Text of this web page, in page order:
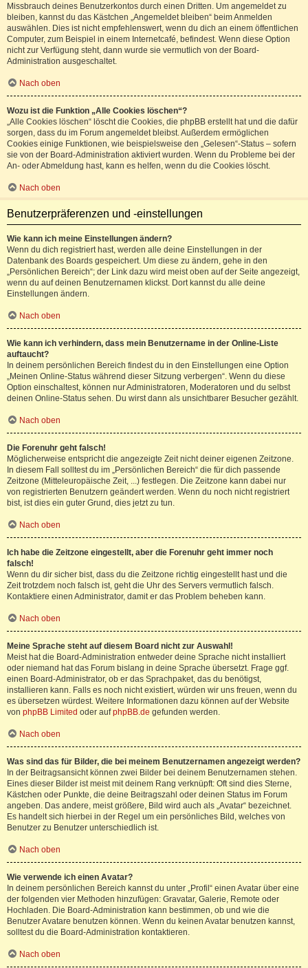
Missbrauch deines Benutzerkontos durch einen Dritten. Um angemeldet zu
bleiben, kannst du das Kästchen „Angemeldet bleiben“ beim Anmelden
auswählen. Dies ist nicht empfehlenswert, wenn du dich an einem öffentlichen
Computer, zum Beispiel in einem Internetcafé, befindest. Wenn diese Option
nicht zur Verfügung steht, dann wurde sie vermutlich von der Board-
Administration ausgeschaltet.
Nach oben
Wozu ist die Funktion „Alle Cookies löschen“?
„Alle Cookies löschen“ löscht die Cookies, die phpBB erstellt hat und die dafür
sorgen, dass du im Forum angemeldet bleibst. Außerdem ermöglichen
Cookies einige Funktionen, wie beispielsweise den „Gelesen“-Status – sofern
sie von der Board-Administration aktiviert wurden. Wenn du Probleme bei der
An- oder Abmeldung hast, kann es helfen, wenn du die Cookies löscht.
Nach oben
Benutzerpräferenzen und -einstellungen
Wie kann ich meine Einstellungen ändern?
Wenn du dich registriert hast, werden alle deine Einstellungen in der
Datenbank des Boards gespeichert. Um diese zu ändern, gehe in den
„Persönlichen Bereich“; der Link dazu wird meist oben auf der Seite angezeigt,
wenn du auf deinen Benutzernamen klickst. Dort kannst du alle deine
Einstellungen ändern.
Nach oben
Wie kann ich verhindern, dass mein Benutzername in der Online-Liste
auftaucht?
In deinem persönlichen Bereich findest du in den Einstellungen eine Option
„Meinen Online-Status während dieser Sitzung verbergen“. Wenn du diese
Option einschaltest, können nur Administratoren, Moderatoren und du selbst
deinen Online-Status sehen. Du wirst dann als unsichtbarer Besucher gezählt.
Nach oben
Die Forenuhr geht falsch!
Möglicherweise entspricht die angezeigte Zeit nicht deiner eigenen Zeitzone.
In diesem Fall solltest du im „Persönlichen Bereich“ die für dich passende
Zeitzone (Mitteleuropäische Zeit, ...) festlegen. Die Zeitzone kann dabei nur
von registrierten Benutzern geändert werden. Wenn du noch nicht registriert
bist, ist dies ein guter Grund, dies jetzt zu tun.
Nach oben
Ich habe die Zeitzone eingestellt, aber die Forenuhr geht immer noch
falsch!
Wenn du dir sicher bist, dass du die Zeitzone richtig eingestellt hast und die
Zeit trotzdem noch falsch ist, geht die Uhr des Servers vermutlich falsch.
Kontaktiere einen Administrator, damit er das Problem beheben kann.
Nach oben
Meine Sprache steht auf diesem Board nicht zur Auswahl!
Meist hat die Board-Administration entweder deine Sprache nicht installiert
oder niemand hat das Forum bislang in deine Sprache übersetzt. Frage ggf.
einen Board-Administrator, ob er das Sprachpaket, das du benötigst,
installieren kann. Falls es noch nicht existiert, würden wir uns freuen, wenn du
es übersetzen würdest. Weitere Informationen dazu können auf der Website
von phpBB Limited oder aufphpBB.de gefunden werden.
Nach oben
Was sind das für Bilder, die bei meinem Benutzernamen angezeigt werden?
In der Beitragsansicht können zwei Bilder bei deinem Benutzernamen stehen.
Eines dieser Bilder ist meist mit deinem Rang verknüpft: Oft sind dies Sterne,
Kästchen oder Punkte, die deine Beitragszahl oder deinen Status im Forum
angeben. Das andere, meist größere, Bild wird auch als „Avatar“ bezeichnet.
Es handelt sich hierbei in der Regel um ein persönliches Bild, welches von
Benutzer zu Benutzer unterschiedlich ist.
Nach oben
Wie verwende ich einen Avatar?
In deinem persönlichen Bereich kannst du unter „Profil“ einen Avatar über eine
der folgenden vier Methoden hinzufügen: Gravatar, Galerie, Remote oder
Hochladen. Die Board-Administration kann bestimmen, ob und wie die
Benutzer Avatare benutzen können. Wenn du keinen Avatar benutzen kannst,
solltest du die Board-Administration kontaktieren.
Nach oben